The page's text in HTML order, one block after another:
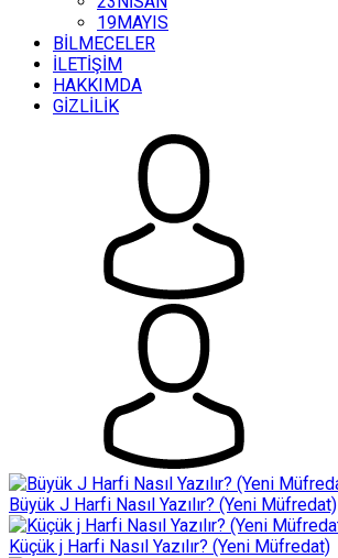
19MAYIS
BİLMECELER
İLETİŞİM
HAKKIMDA
GİZLİLİK
Büyük J Harfi Nasıl Yazılır? (Yeni Müfredat)
Küçük j Harfi Nasıl Yazılır? (Yeni Müfredat)